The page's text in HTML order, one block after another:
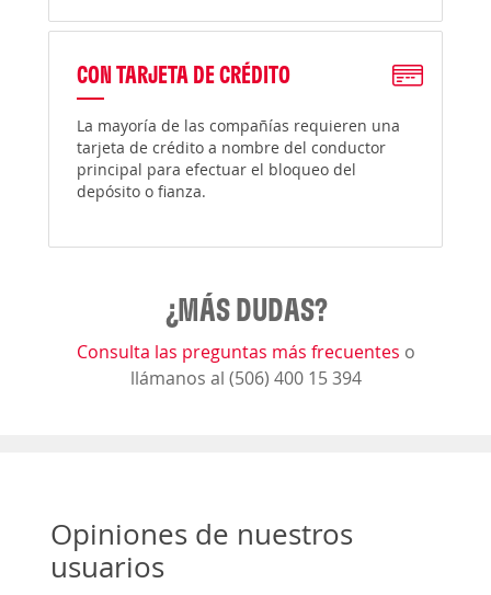
CON TARJETA DE CRÉDITO
La mayoría de las compañías requieren una
tarjeta de crédito a nombre del conductor
principal para efectuar el bloqueo del
depósito o fianza.
¿MÁS DUDAS?
Consulta las preguntas más frecuentes o
llámanos al (506) 400 15 394
Opiniones de nuestros
usuarios